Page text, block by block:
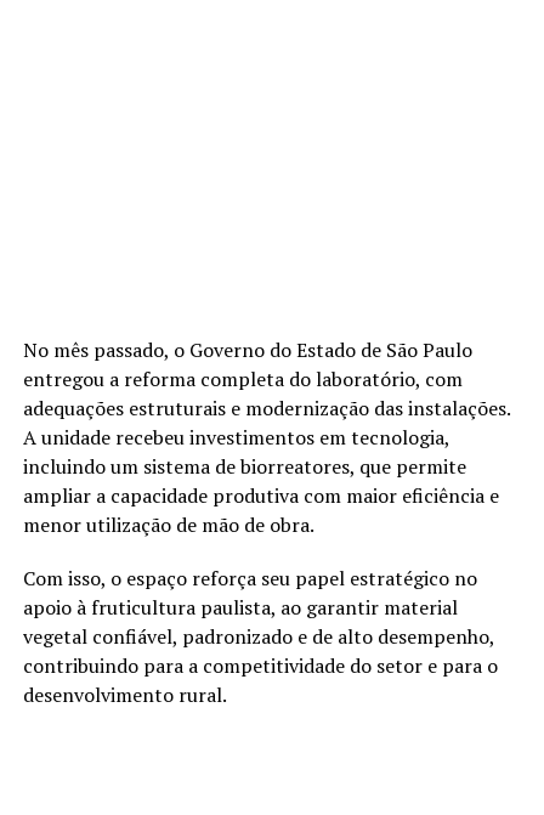
No mês passado, o Governo do Estado de São Paulo
entregou a reforma completa do laboratório, com
adequações estruturais e modernização das instalações.
A unidade recebeu investimentos em tecnologia,
incluindo um sistema de biorreatores, que permite
ampliar a capacidade produtiva com maior eficiência e
menor utilização de mão de obra.
Com isso, o espaço reforça seu papel estratégico no
apoio à fruticultura paulista, ao garantir material
vegetal confiável, padronizado e de alto desempenho,
contribuindo para a competitividade do setor e para o
desenvolvimento rural.